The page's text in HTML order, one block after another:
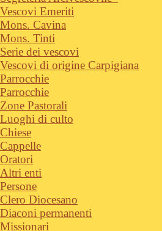
Vescovi Emeriti
Mons. Cavina
Mons. Tinti
Serie dei vescovi
Vescovi di origine Carpigiana
Parrocchie
Parrocchie
Zone Pastorali
Luoghi di culto
Chiese
Cappelle
Oratori
Altri enti
Persone
Clero Diocesano
Diaconi permanenti
Missionari